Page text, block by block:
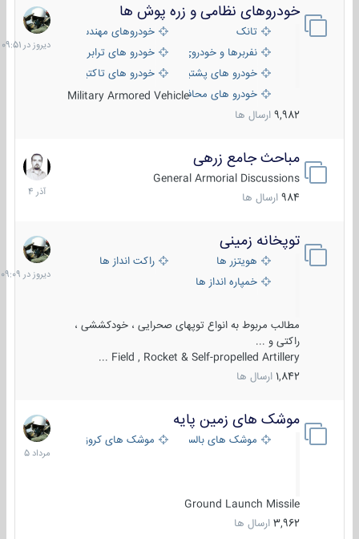
خودروهای نظامی و زره پوش ها
تانک
خودروهای مهندسی
نفربرها و خودروی های رزمی پیاده نظام
خودرو های ترابری نظامی
خودرو های پشتیبانی آتش ، شناسایی و ضد تانک
خودرو های تاکتیکی نظامی
خودرو های محافظت شدهMilitary Armored Vehicle
9,982 ارسال ها
دیروز
در
09:51
مباحث جامع زرهی
General Armorial Discussions
984 ارسال ها
7
آذر
1404
توپخانه زمینی
هویتزر ها
راکت انداز ها
خمپاره انداز ها
مطالب مربوط به انواع توپهای صحرایی ، خودکششی ،
راکتی و ...
Field , Rocket & Self-propelled Artillery ...
1,842 ارسال ها
دیروز
در
09:09
موشک های زمین پایه
موشک های بالستیک موشک های کروز
Ground Launch Missile
3,962 ارسال ها
2
مرداد
1405